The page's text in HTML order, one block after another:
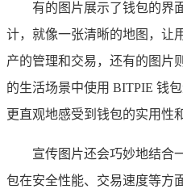
有的图片展示了钱包的界
计，就像一张清晰的地图，让
产的管理和交易，还有的图片
的生活场景中使用 BITPIE 钱
更直观地感受到钱包的实用性
宣传图片还会巧妙地结合
包在安全性能、交易速度等方